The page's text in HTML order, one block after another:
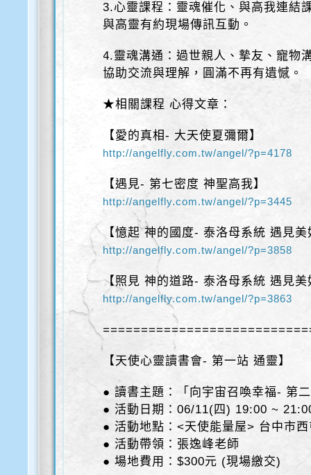
3.心靈課程：靈魂催化、與高我連結
與高靈有約現場傳訊互動。
4.靈魂溝通：過世親人、摯友、寵物
協助交流與理解，圓滿不再有遺憾。
★相關課程 心得文章：
【愛的真相- 大天使夏彌爾】
http://angelfly.com.tw/angel/?p=4178
【遇見- 第七密度 神聖高我】
http://angelfly.com.tw/angel/?p=3445
【憶起 神的國度- 泰洛母系統 遇見
http://angelfly.com.tw/angel/?p=3858
【照見 神的道路- 泰洛母系統 遇見
http://angelfly.com.tw/angel/?p=3863
==========================
【天使心靈讀書會- 第一站 通靈】
● 讀書主題：「向宇宙召喚幸福- 第
● 活動日期：06/11(四) 19:00 ~
● 活動地點：<天使能量屋> 台中市
● 活動帶領：張逸峰老師
● 場地費用：$300元 (現場繳交)